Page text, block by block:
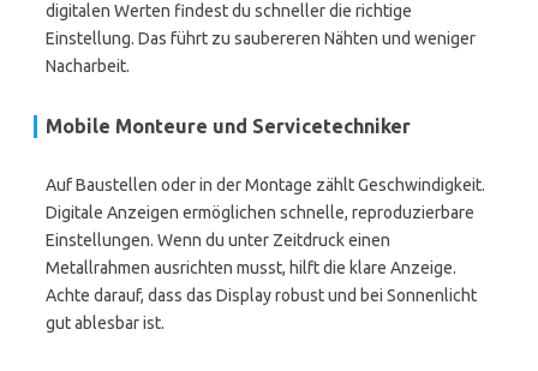
digitalen Werten findest du schneller die richtige
Einstellung. Das führt zu saubereren Nähten und weniger
Nacharbeit.
Mobile Monteure und Servicetechniker
Auf Baustellen oder in der Montage zählt Geschwindigkeit.
Digitale Anzeigen ermöglichen schnelle, reproduzierbare
Einstellungen. Wenn du unter Zeitdruck einen
Metallrahmen ausrichten musst, hilft die klare Anzeige.
Achte darauf, dass das Display robust und bei Sonnenlicht
gut ablesbar ist.